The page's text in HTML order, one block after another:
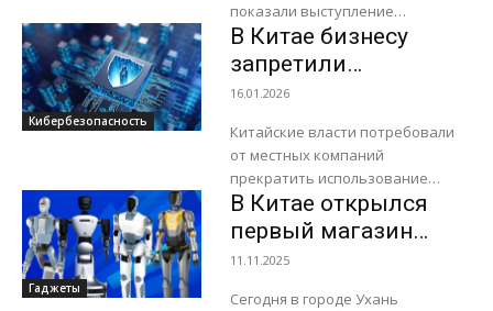
показали выступление
гуманоидных роботов, которые
продемонстрировали сложные
элементы традиционных боевых
искусств. Роботы выступали
вместе с юными исполнителями...
Кибербезопасность
В Китае бизнесу
запретили
использовать ПО
кибербезопасности
из США и Израиля
16.01.2026
Китайские власти потребовали
от местных компаний
прекратить использование
программного обеспечения,
разработанного в США и
Израиле, если оно касается ряда
определенных сегментов рынка.
Об этом...
Гаджеты
В Китае открылся
первый магазин
гуманоидных
11.11.2025
Сегодня в городе Ухань